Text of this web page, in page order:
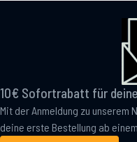
10€ Sofortrabatt für
Mit der Anmeldung zu
deine erste Bestellung ab